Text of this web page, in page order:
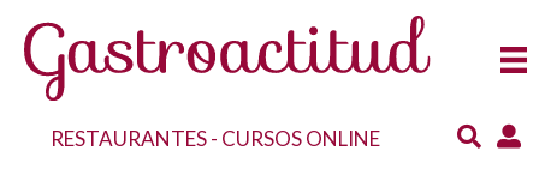
RESTAURANTES- CURSOS ONLINE